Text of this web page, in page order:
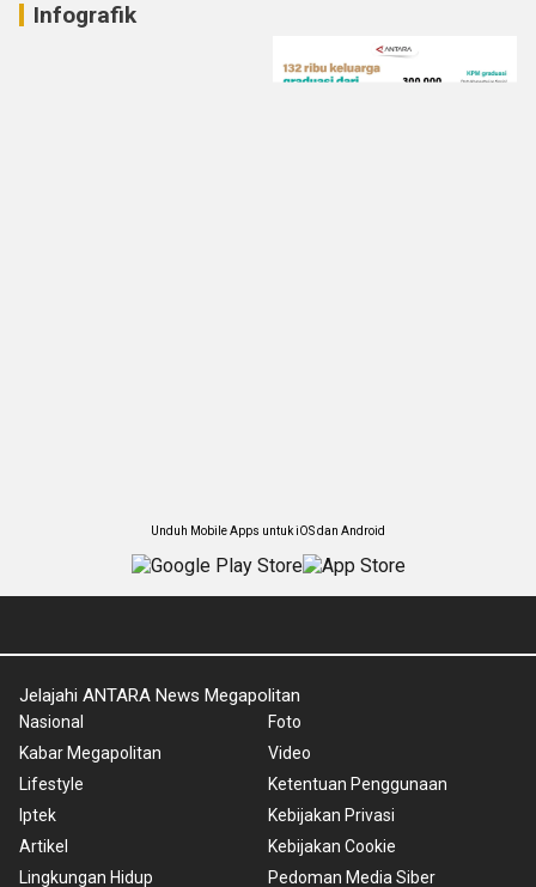
Infografik
Unduh Mobile Apps untuk iOS dan Android
Jelajahi ANTARA News Megapolitan
Nasional
Kabar Megapolitan
Lifestyle
Iptek
Artikel
Lingkungan Hidup
Foto
Video
Ketentuan Penggunaan
Kebijakan Privasi
Kebijakan Cookie
Pedoman Media Siber